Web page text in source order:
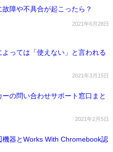
障や不具合が起こったら？
2021年6月28日
っては「使えない」と言われる
2021年3月15日
の問い合わせサポート窓口まと
2021年2月5日
器とWorks With Chromebook認